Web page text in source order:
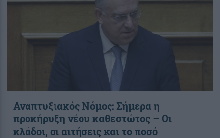
Αναπτυξιακός Νόμος: Σήμερα η
προκήρυξη νέου καθεστώτος – Οι
κλάδοι, οι αιτήσεις και το ποσό